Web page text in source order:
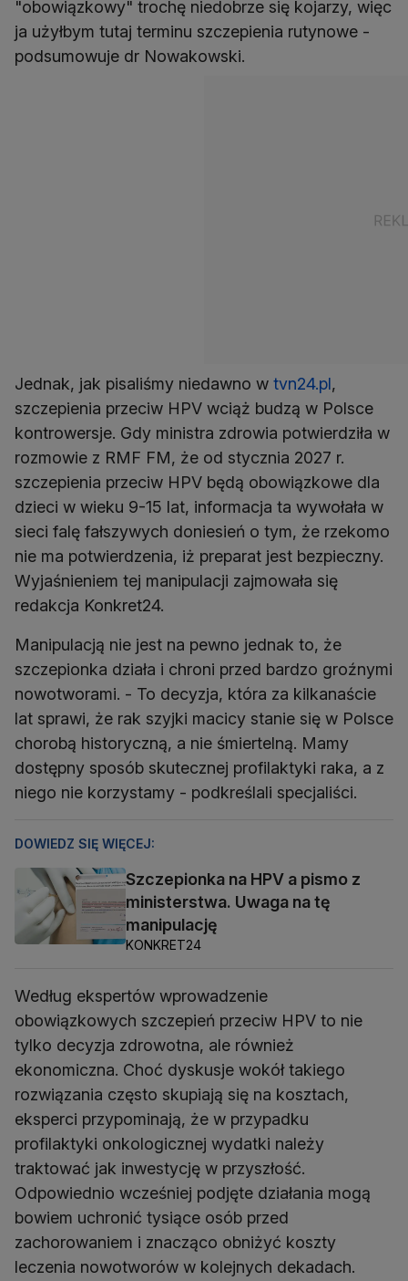
"obowiązkowy" trochę niedobrze się kojarzy, więc
ja użyłbym tutaj terminu szczepienia rutynowe -
podsumowuje dr Nowakowski.
Jednak, jak pisaliśmy niedawno w tvn24.pl,
szczepienia przeciw HPV wciąż budzą w Polsce
kontrowersje. Gdy ministra zdrowia potwierdziła w
rozmowie z RMF FM, że od stycznia 2027 r.
szczepienia przeciw HPV będą obowiązkowe dla
dzieci w wieku 9-15 lat, informacja ta wywołała w
sieci falę fałszywych doniesień o tym, że rzekomo
nie ma potwierdzenia, iż preparat jest bezpieczny.
Wyjaśnieniem tej manipulacji zajmowała się
redakcja Konkret24.
Manipulacją nie jest na pewno jednak to, że
szczepionka działa i chroni przed bardzo groźnymi
nowotworami. - To decyzja, która za kilkanaście
lat sprawi, że rak szyjki macicy stanie się w Polsce
chorobą historyczną, a nie śmiertelną. Mamy
dostępny sposób skutecznej profilaktyki raka, a z
niego nie korzystamy - podkreślali specjaliści.
DOWIEDZ SIĘ WIĘCEJ:
Szczepionka na HPV a pismo z
ministerstwa. Uwaga na tę
manipulację
KONKRET24
Według ekspertów wprowadzenie
obowiązkowych szczepień przeciw HPV to nie
tylko decyzja zdrowotna, ale również
ekonomiczna. Choć dyskusje wokół takiego
rozwiązania często skupiają się na kosztach,
eksperci przypominają, że w przypadku
profilaktyki onkologicznej wydatki należy
traktować jak inwestycję w przyszłość.
Odpowiednio wcześniej podjęte działania mogą
bowiem uchronić tysiące osób przed
zachorowaniem i znacząco obniżyć koszty
leczenia nowotworów w kolejnych dekadach.